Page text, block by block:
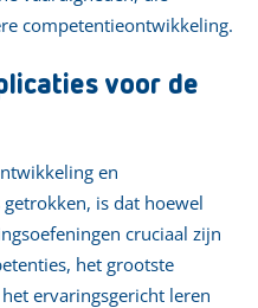
competentieontwikkeling.
voor de
en
is dat hoewel
cruciaal zijn
het grootste
ervaringsgericht leren